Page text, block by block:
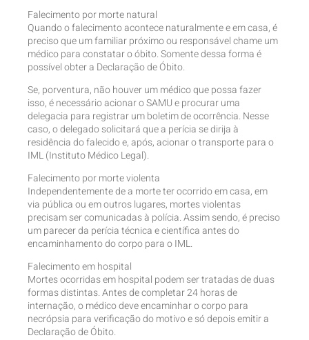
Falecimento por morte natural
Quando o falecimento acontece naturalmente e em casa, é
preciso que um familiar próximo ou responsável chame um
médico para constatar o óbito. Somente dessa forma é
possível obter a Declaração de Óbito.
Se, porventura, não houver um médico que possa fazer
isso, é necessário acionar o SAMU e procurar uma
delegacia para registrar um boletim de ocorrência. Nesse
caso, o delegado solicitará que a perícia se dirija à
residência do falecido e, após, acionar o transporte para o
IML (Instituto Médico Legal).
Falecimento por morte violenta
Independentemente de a morte ter ocorrido em casa, em
via pública ou em outros lugares, mortes violentas
precisam ser comunicadas à polícia. Assim sendo, é preciso
um parecer da perícia técnica e científica antes do
encaminhamento do corpo para o IML.
Falecimento em hospital
Mortes ocorridas em hospital podem ser tratadas de duas
formas distintas. Antes de completar 24 horas de
internação, o médico deve encaminhar o corpo para
necrópsia para verificação do motivo e só depois emitir a
Declaração de Óbito.